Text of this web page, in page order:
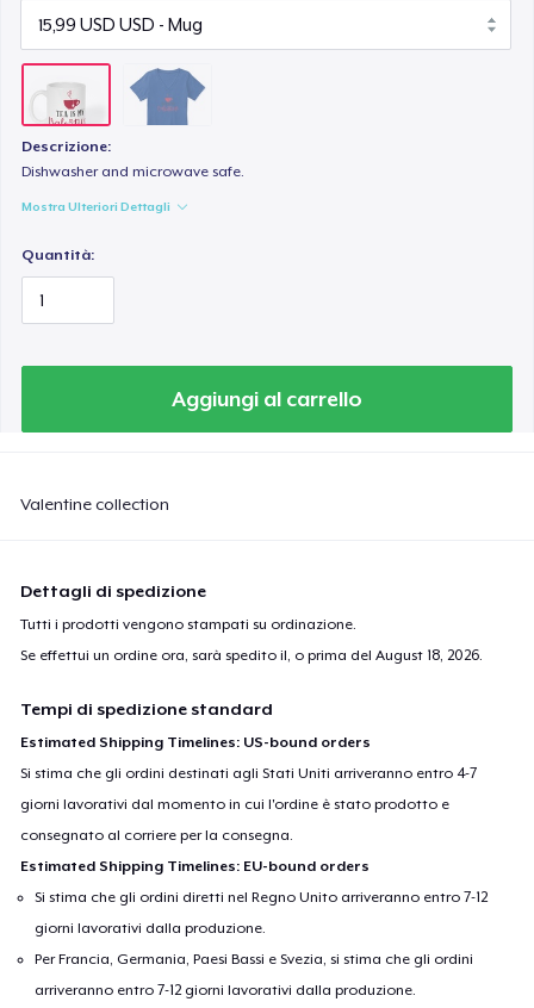
Descrizione:
Dishwasher and microwave safe.
Mostra Ulteriori Dettagli
Quantità:
Aggiungi al carrello
Valentine collection
Dettagli di spedizione
Tutti i prodotti vengono stampati su ordinazione.
Se effettui un ordine ora, sarà spedito il, o prima delAugust 18, 2026
Tempi di spedizione standard
Estimated Shipping Timelines: US-bound orders
Si stima che gli ordini destinati agli Stati Uniti arriveranno entro 4-7
giorni lavorativi dal momento in cui l'ordine è stato prodotto e
consegnato al corriere per la consegna.
Estimated Shipping Timelines: EU-bound orders
Si stima che gli ordini diretti nel Regno Unito arriveranno entro 7-12
giorni lavorativi dalla produzione.
Per Francia, Germania, Paesi Bassi e Svezia, si stima che gli ordini
arriveranno entro 7-12 giorni lavorativi dalla produzione.